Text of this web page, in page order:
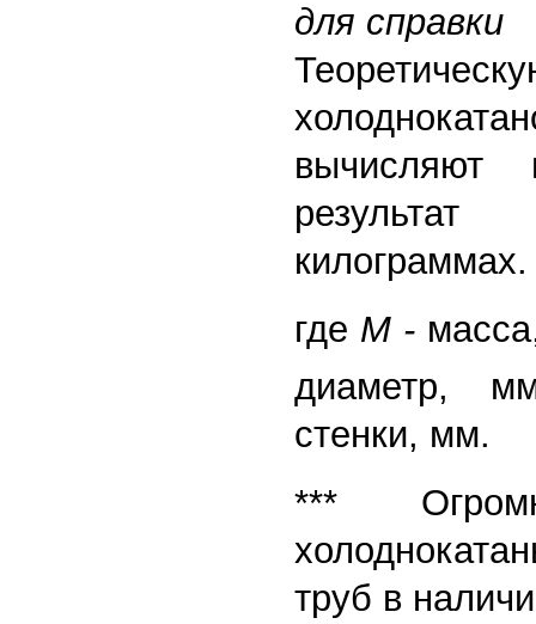
для справки
килограммах.
где М -
диаметр,
стенки, мм.
***
труб в